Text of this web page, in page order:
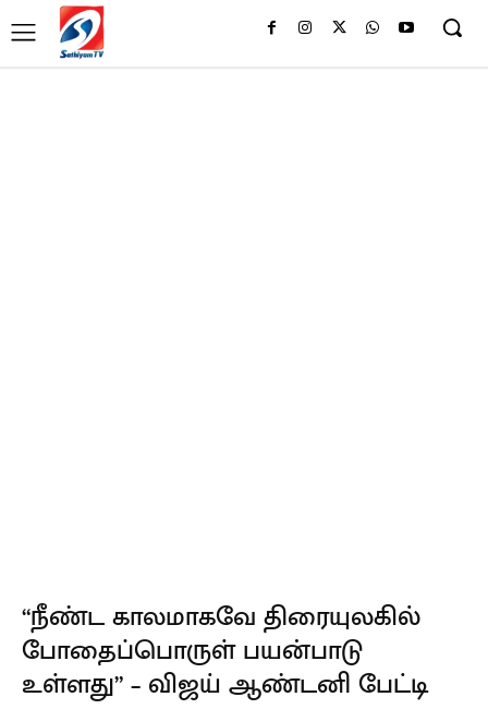
“நீண்ட காலமாகவே திரையுலகில்
போதைப்பொருள் பயன்பாடு
உள்ளது” – விஜய் ஆண்டனி பேட்டி